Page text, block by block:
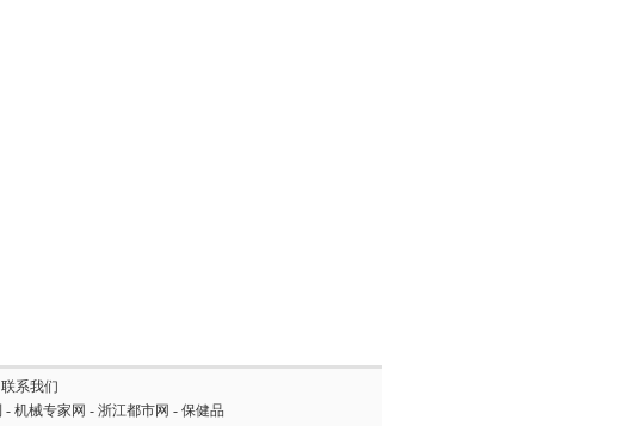
联系我们
- 机械专家网 - 浙江都市网 - 保健品